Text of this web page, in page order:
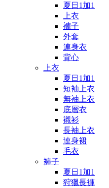
夏日1加1
上衣
褲子
外套
連身衣
背心
上衣
夏日1加1
短袖上衣
無袖上衣
底層衣
襯衫
長袖上衣
連身裙
毛衣
褲子
夏日1加1
狩獵長褲